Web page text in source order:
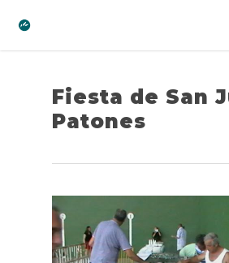
Fiesta de San
Patones